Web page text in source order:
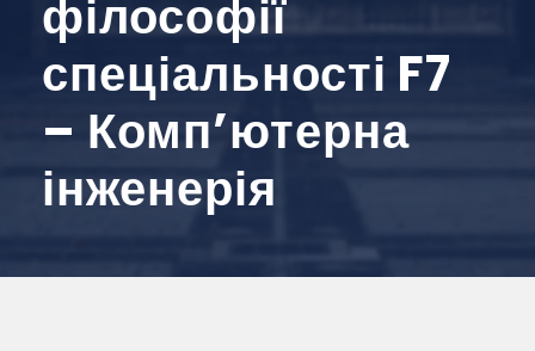
філософії
спеціальності F7
– Комп’ютерна
інженерія